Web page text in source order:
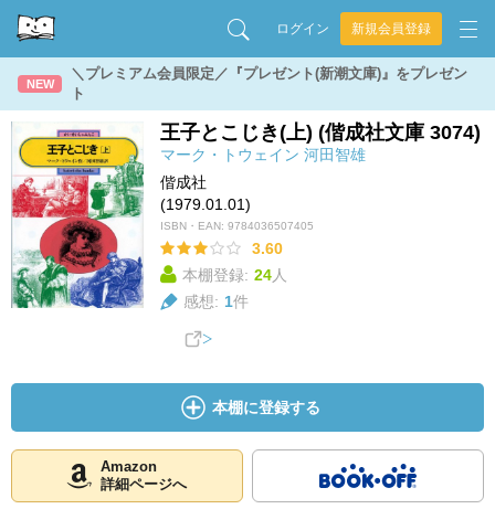
ログイン 新規会員登録
NEW
＼プレミアム会員限定／『プレゼント(新潮文庫)』をプレゼン
ト
王子とこじき(上) (偕成社文庫 3074)
マーク・トウェイン 河田智雄
偕成社
(1979.01.01)
ISBN・EAN: 9784036507405
3.60
本棚登録: 24人
感想: 1件
本棚に登録する
Amazon
詳細ページへ